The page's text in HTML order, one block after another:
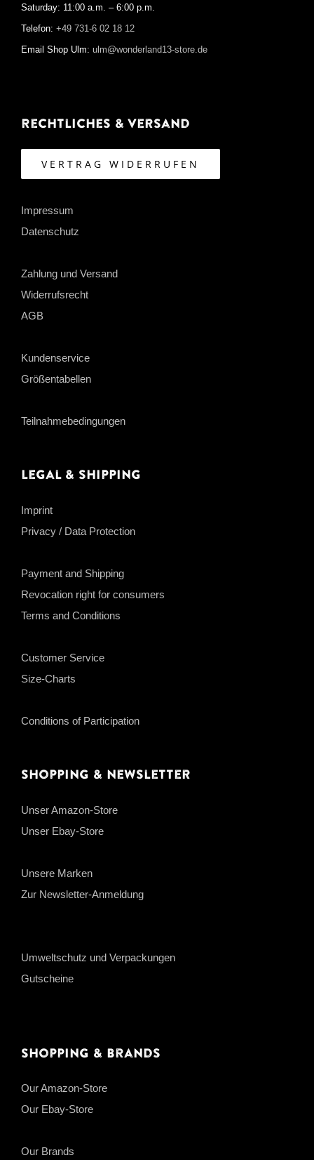
Saturday: 11:00 a.m. – 6:00 p.m.
Telefon: +49 731-6 02 18 12
Email Shop Ulm: ulm@wonderland13-store.de
Rechtliches & Versand
VERTRAG WIDERRUFEN
Impressum
Datenschutz
Zahlung und Versand
Widerrufsrecht
AGB
Kundenservice
Größentabellen
Teilnahmebedingungen
Legal & Shipping
Imprint
Privacy / Data Protection
Payment and Shipping
Revocation right for consumers
Terms and Conditions
Customer Service
Size-Charts
Conditions of Participation
Shopping & Newsletter
Unser Amazon-Store
Unser Ebay-Store
Unsere Marken
Zur Newsletter-Anmeldung
Umweltschutz und Verpackungen
Gutscheine
Shopping & Brands
Our Amazon-Store
Our Ebay-Store
Our Brands